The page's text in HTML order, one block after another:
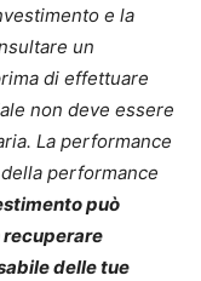
e la
un
di effettuare
non deve essere
La performance
performance
può
recuperare
delle tue